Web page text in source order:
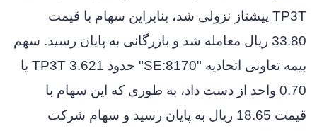
TP3T پیشتاز نزولی شد، بنابراین سهام با قیمت
33.80 ریال معامله شد و بازرگانی به پایان رسید. سهم
بیمه تعاونی اتحادیه "SE:8170" حدود 3.621 TP3T یا
0.70 واحد از دست داد، به طوری که این سهام با
قیمت 18.65 ریال به پایان رسید و سهام شرکت